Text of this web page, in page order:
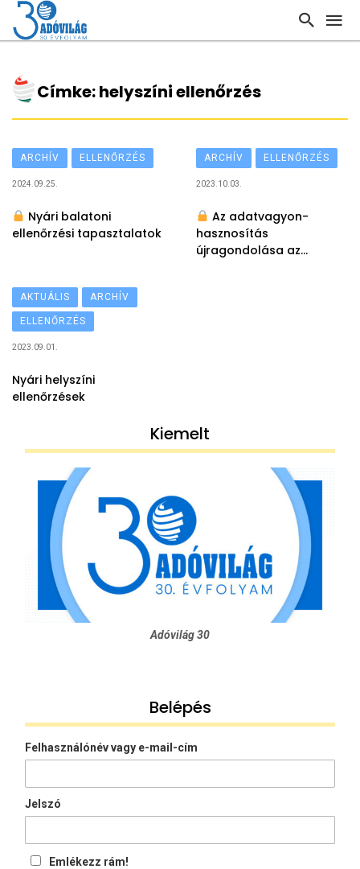
Címke: helyszíni ellenőrzés
ARCHÍV ELLENŐRZÉS
2024.09.25.
Nyári balatoni
ellenőrzési tapasztalatok
ARCHÍV ELLENŐRZÉS
2023.10.03.
Az adatvagyon-
hasznosítás
újragondolása az
AKTUÁLIS ARCHÍV
ELLENŐRZÉS
2023.09.01.
Nyári helyszíni
ellenőrzések
Kiemelt
Adóvilág 30
Belépés
Felhasználónév vagy e-mail-cím
Jelszó
Emlékezz rám!